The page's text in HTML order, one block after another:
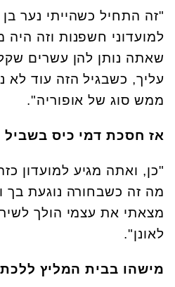
למועדוני חשפנות וזה
שאתה נותן להן עשרים שקל
עליך, כשבגיל הזה עוד לא
ממש סוג של אופוריה".
אז חסכת דמי כיס
"כן, ואתה מגיע למועדון
מה זה כשבחורה נוגעת בך
מצאתי את עצמי הולך
לאונן".
מישהו בבית המליץ